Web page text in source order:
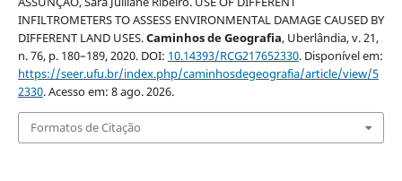
INFILTROMETERS TO ASSESS ENVIRONMENTAL DAMAGE CAUSED BY
DIFFERENT LAND USES.Caminhos de Geografia, Uberlândia, v. 21,
n. 76, p. 180–189, 2020. DOI: 10.14393/RCG217652330. Disponível em:
https://seer.ufu.br/index.php/caminhosdegeografia/article/view/5
2330. Acesso em: 8 ago. 2026.
Formatos de Citação